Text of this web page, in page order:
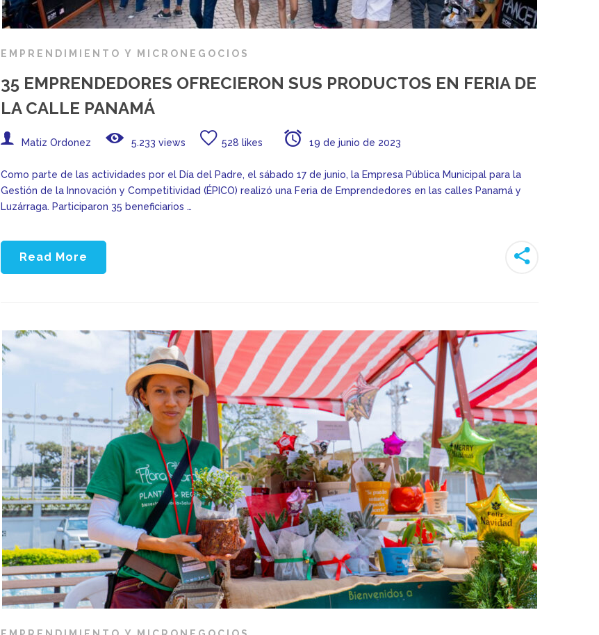
EMPRENDIMIENTO Y MICRONEGOCIOS
35 EMPRENDEDORES OFRECIERON SUS PRODUCTOS EN FERIA DE
LA CALLE PANAMÁ
Matiz Ordonez 5.233 views 528 likes 19 de junio de 2023
Como parte de las actividades por el Día del Padre, el sábado 17 de junio, la Empresa Pública Municipal para la
Gestión de la Innovación y Competitividad (ÉPICO) realizó una Feria de Emprendedores en las calles Panamá y
Luzárraga. Participaron 35 beneficiarios …
Read More